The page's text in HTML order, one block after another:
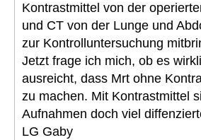
Kontrastmittel von der
und CT von der Lunge und
zur Kontrolluntersuchung
Jetzt frage ich mich, ob es
ausreicht, dass Mrt ohne
zu machen. Mit Kontrastmittel
Aufnahmen doch viel
LG Gaby